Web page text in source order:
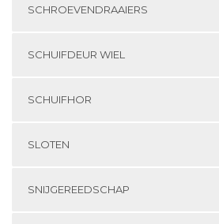
SCHROEVENDRAAIERS
SCHUIFDEUR WIEL
SCHUIFHOR
SLOTEN
SNIJGEREEDSCHAP